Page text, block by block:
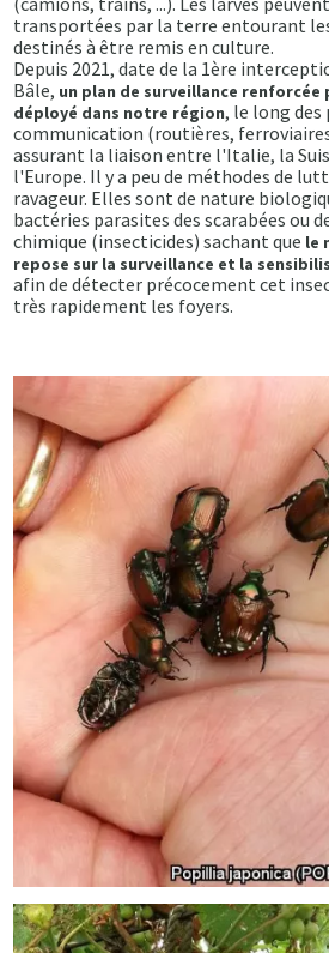
transportées par la terre entourant
destinés à être remis en culture.
Depuis 2021, date de la 1ère
Bâle, un plan de surveillance renforcée
déployé dans notre région, le long des
communication (routières,
assurant la liaison entre l'Italie, la
l'Europe. Il y a peu de méthodes de
ravageur. Elles sont de nature
bactéries parasites des scarabées ou
chimique (insecticides) sachant que le
repose sur la surveillance et la
afin de détecter précocement cet
très rapidement les foyers.